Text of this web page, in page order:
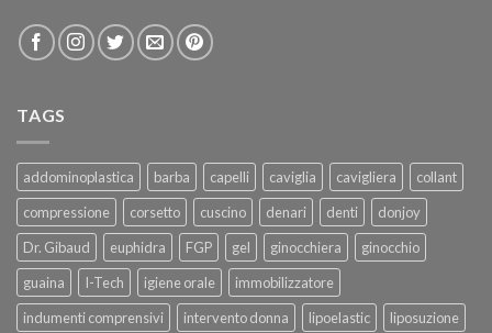
TAGS
addominoplastica barba capelli caviglia cavigliera
collant
compressione
corsetto cuscino denari denti
donjoy
Dr. Gibaud
euphidra FGP gel ginocchiera
ginocchio
guaina
I-Tech igiene orale
immobilizzatore
indumenti comprensivi
intervento donna lipoelastic
liposuzione